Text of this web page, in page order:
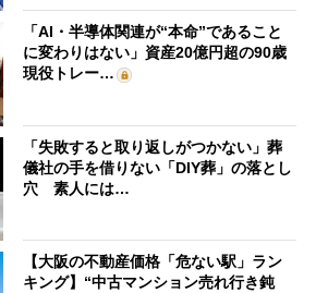
「AI・半導体関連が“本命”であること
に変わりはない」資産20億円超の90歳
現役トレー…
「失敗すると取り返しがつかない」葬
儀社の手を借りない「DIY葬」の落とし
穴 素人には…
【大阪の不動産価格「危ない駅」ラン
キング】“中古マンション売れ行き鈍